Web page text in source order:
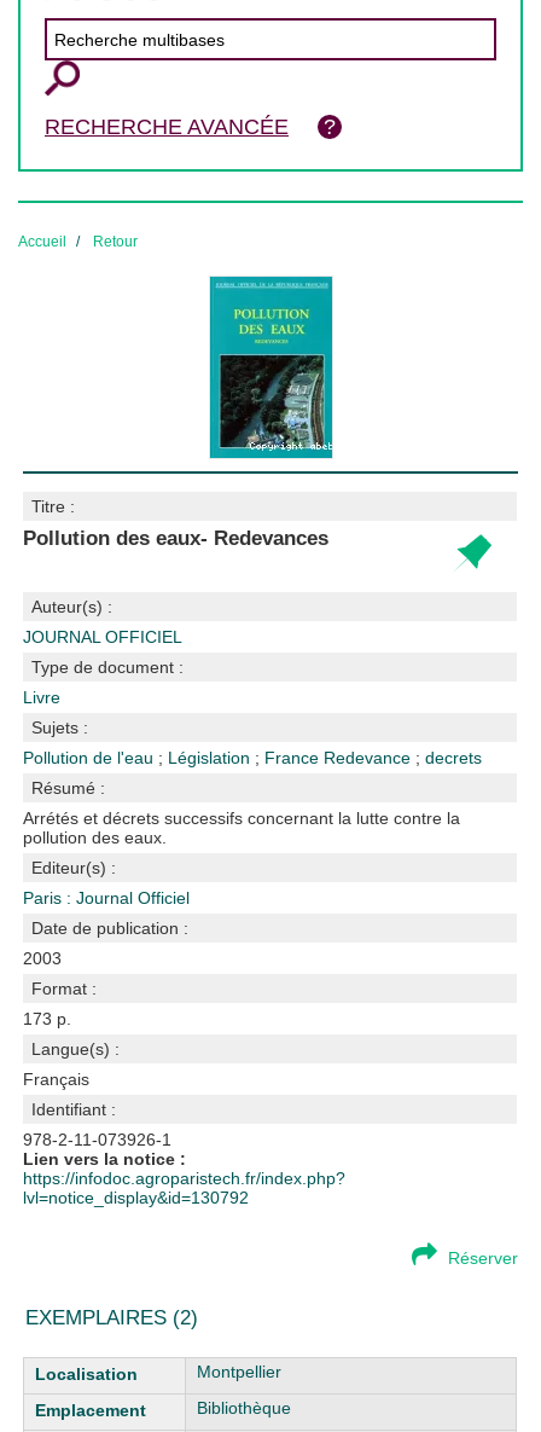
RECHERCHE AVANCÉE
Accueil Retour
Titre :
Pollution des eaux- Redevances
Auteur(s) :
JOURNAL OFFICIEL
Type de document :
Livre
Sujets :
Pollution de l'eau ; Législation ; France Redevance ;decrets
Résumé :
Arrétés et décrets successifs concernant la lutte contre la
pollution des eaux.
Editeur(s) :
Paris : Journal Officiel
Date de publication :
2003
Format :
173 p.
Langue(s) :
Français
Identifiant :
978-2-11-073926-1
Lien vers la notice :
https://infodoc.agroparistech.fr/index.php?
lvl=notice_display&id=130792
Réserver
EXEMPLAIRES (2)
Liste des exemplaires
Montpellier
Bibliothèque